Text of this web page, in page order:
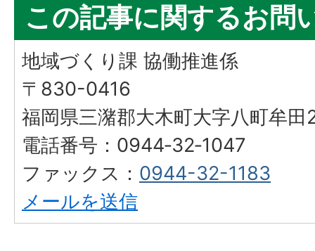
この記事に関するお問
地域づくり課 協働推進係
〒830-0416
福岡県三潴郡大木町大字八町牟
電話番号：0944‐32‐1047
ファックス： 0944-32-1183
メールを送信